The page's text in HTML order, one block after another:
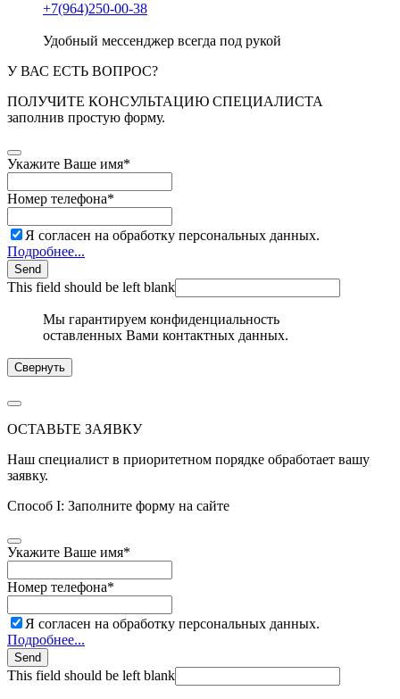
+7(964)250-00-38
Удобный мессенджер всегда под рукой
У ВАС ЕСТЬ ВОПРОС?
ПОЛУЧИТЕ КОНСУЛЬТАЦИЮ СПЕЦИАЛИСТА
заполнив простую форму.
Укажите Ваше имя*
Номер телефона*
Я согласен на обработку персональных данных.
Подробнее...
Send
This field should be left blank
Мы гарантируем конфиденциальность
оставленных Вами контактных данных.
Свернуть
ОСТАВЬТЕ ЗАЯВКУ
Наш специалист в приоритетном порядке обработает вашу
заявку.
Способ I: Заполните форму на сайте
Укажите Ваше имя*
Номер телефона*
Я согласен на обработку персональных данных.
Подробнее...
Send
This field should be left blank